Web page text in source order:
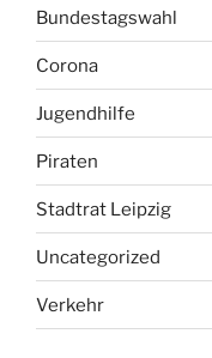
Bundestagswahl
Corona
Jugendhilfe
Piraten
Stadtrat Leipzig
Uncategorized
Verkehr